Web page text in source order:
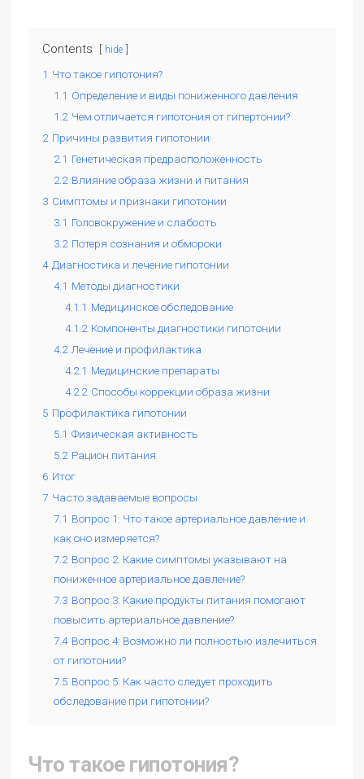
Contents hide
1 Что такое гипотония?
1.1 Определение и виды пониженного давления
1.2 Чем отличается гипотония от гипертонии?
2 Причины развития гипотонии
2.1 Генетическая предрасположенность
2.2 Влияние образа жизни и питания
3 Симптомы и признаки гипотонии
3.1 Головокружение и слабость
3.2 Потеря сознания и обмороки
4 Диагностика и лечение гипотонии
4.1 Методы диагностики
4.1.1 Медицинское обследование
4.1.2 Компоненты диагностики гипотонии
4.2 Лечение и профилактика
4.2.1 Медицинские препараты
4.2.2 Способы коррекции образа жизни
5 Профилактика гипотонии
5.1 Физическая активность
5.2 Рацион питания
6 Итог
7 Часто задаваемые вопросы
7.1 Вопрос 1: Что такое артериальное давление и
как оно измеряется?
7.2 Вопрос 2: Какие симптомы указывают на
пониженное артериальное давление?
7.3 Вопрос 3: Какие продукты питания помогают
повысить артериальное давление?
7.4 Вопрос 4: Возможно ли полностью излечиться
от гипотонии?
7.5 Вопрос 5: Как часто следует проходить
обследование при гипотонии?
Что такое гипотония?